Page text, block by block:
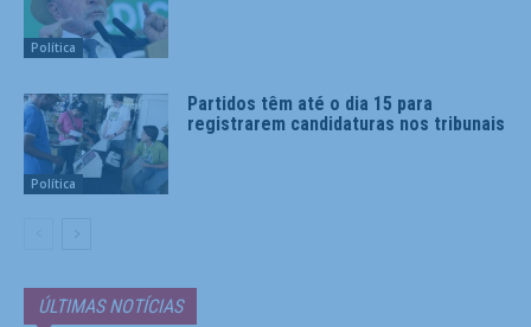
Política
Política
Partidos têm até o dia 15 para
registrarem candidaturas nos tribunais
ÚLTIMAS NOTÍCIAS